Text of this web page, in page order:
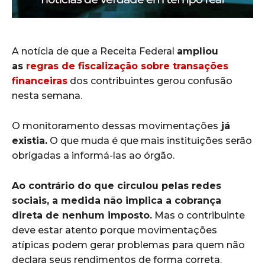
A notícia de que a Receita Federal ampliou
as regras de fiscalização sobre transações
financeiras dos contribuintes gerou confusão
nesta semana.
O monitoramento dessas movimentações já
existia. O que muda é que mais instituições serão
obrigadas a informá-las ao órgão.
Ao contrário do que circulou pelas redes
sociais, a medida não implica a cobrança
direta de nenhum imposto. Mas o contribuinte
deve estar atento porque movimentações
atípicas podem gerar problemas para quem não
declara seus rendimentos de forma correta.